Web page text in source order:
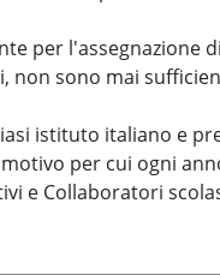
per l'assegnazione
sono mai
istituto italiano e
per cui ogni
e Collaboratori